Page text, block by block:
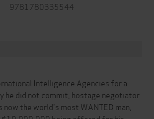
9781780335544
Intelligence Agencies for a
did not commit, hostage negotiator
now the world's most WANTED man,